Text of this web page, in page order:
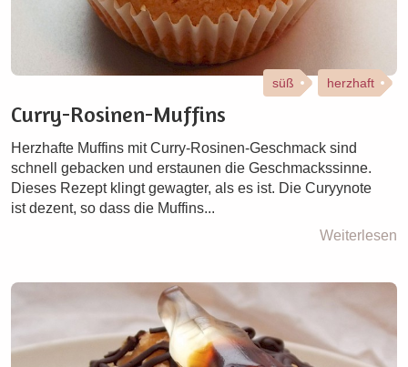
süß herzhaft
Curry-Rosinen-Muffins
Herzhafte Muffins mit Curry-Rosinen-Geschmack sind
schnell gebacken und erstaunen die Geschmackssinne.
Dieses Rezept klingt gewagter, als es ist. Die Curyynote
ist dezent, so dass die Muffins...
Weiterlesen